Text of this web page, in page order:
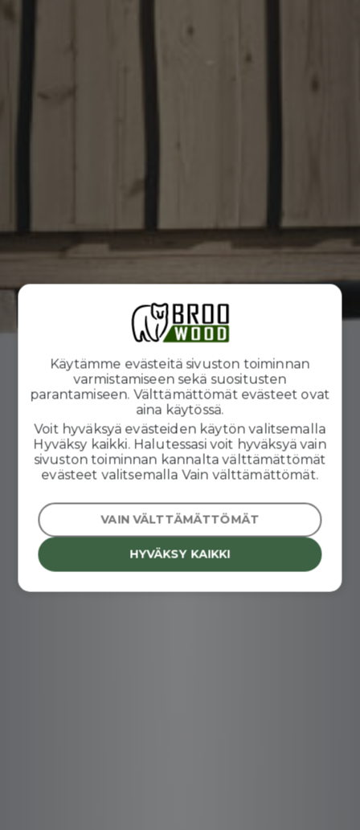
Käytämme evästeitä sivuston toiminnan
varmistamiseen sekä suositusten
parantamiseen. Välttämättömät evästeet ovat
aina käytössä.
Voit hyväksyä evästeiden käytön valitsemalla
Hyväksy kaikki. Halutessasi voit hyväksyä vain
sivuston toiminnan kannalta välttämättömät
evästeet valitsemalla Vain välttämättömät.
VAIN VÄLTTÄMÄTTÖMÄT
HYVÄKSY KAIKKI